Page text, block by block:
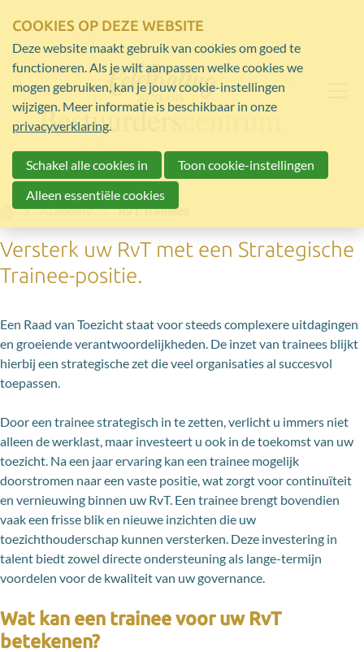
HomeAcademy RvT Trainees
Versterk uw RvT met een Strategische
Trainee-positie.
Een Raad van Toezicht staat voor steeds complexere uitdagingen
en groeiende verantwoordelijkheden. De inzet van trainees blijkt
hierbij een strategische zet die veel organisaties al succesvol
toepassen.
Door een trainee strategisch in te zetten, verlicht u immers niet
alleen de werklast, maar investeert u ook in de toekomst van uw
toezicht. Na een jaar ervaring kan een trainee mogelijk
doorstromen naar een vaste positie, wat zorgt voor continuïteit
en vernieuwing binnen uw RvT. Een trainee brengt bovendien
vaak een frisse blik en nieuwe inzichten die uw
toezichthouderschap kunnen versterken. Deze investering in
talent biedt zowel directe ondersteuning als lange-termijn
voordelen voor de kwaliteit van uw governance.
Wat kan een trainee voor uw RvT
betekenen?
COOKIES OP DEZE WEBSITE
Deze website maakt gebruik van cookies om goed te
functioneren. Als je wilt aanpassen welke cookies we
mogen gebruiken, kan je jouw cookie-instellingen
wijzigen. Meer informatie is beschikbaar in onze
privacyverklaring.
Schakel alle cookies in
Toon cookie-instellingen
Alleen essentiële cookies